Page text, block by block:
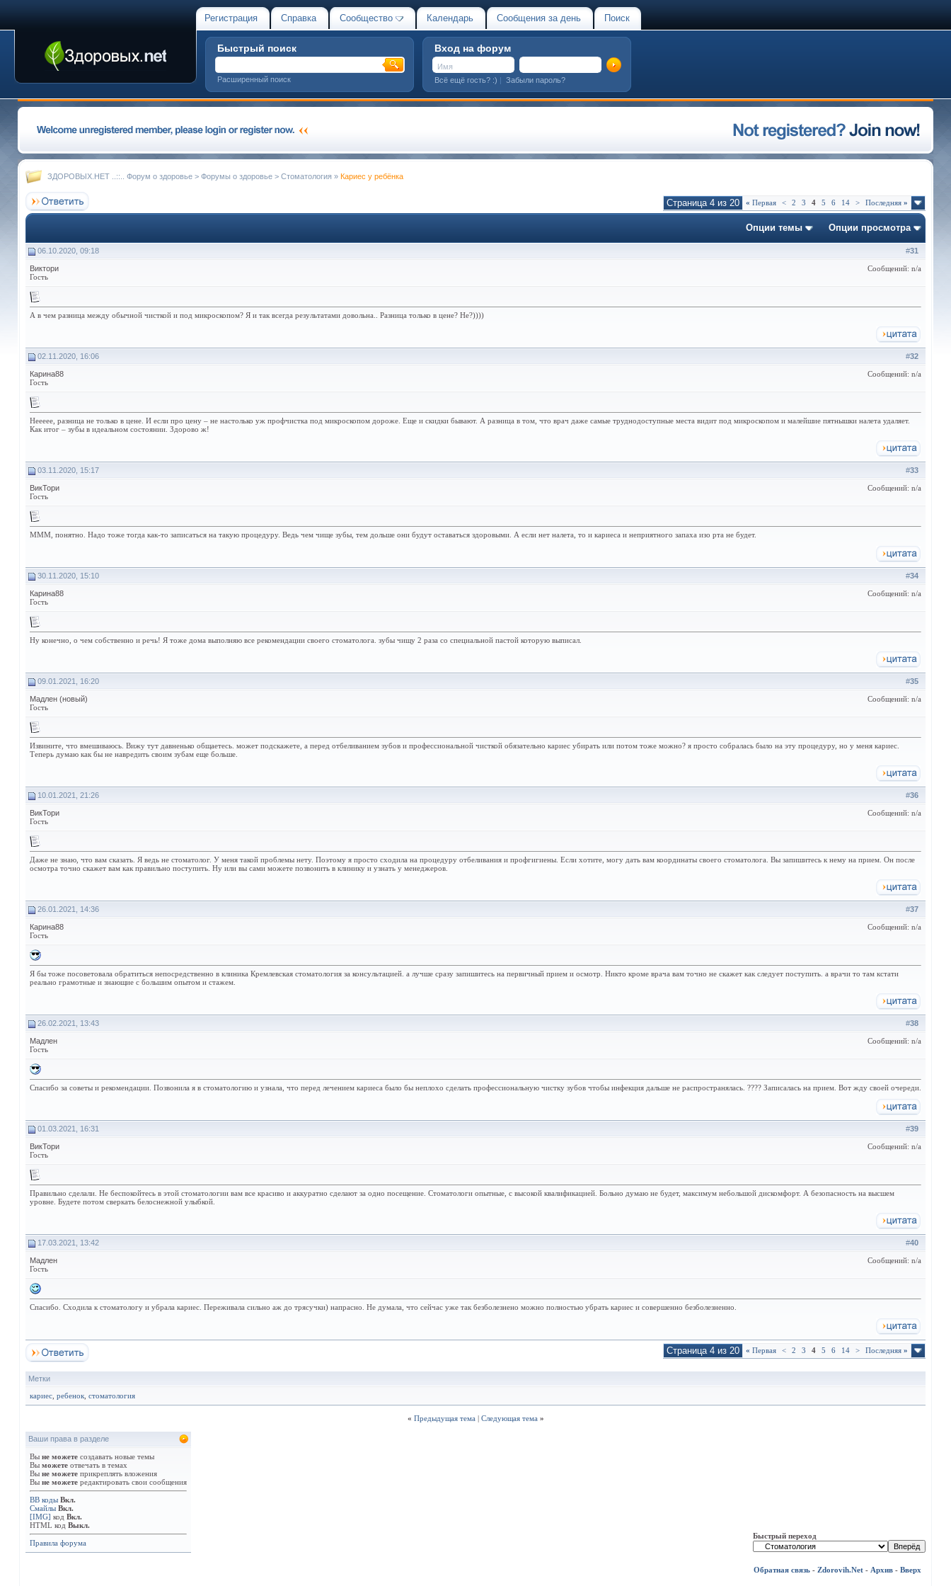
Регистрация Справка Сообщество Календарь Сообщения за день Поиск
Быстрый поиск
Расширенный поиск
Вход на форум
Всё ещё гость? :) | Забыли пароль?
ЗДОРОВЫХ.НЕТ ..::.. Форум о здоровье > Форумы о здоровье > Стоматология » Кариес у ребёнка
Страница 4 из 20 « Первая < 2 3 4 5 6 14 > Последняя »
Опции темы Опции просмотра
#31
06.10.2020, 09:18
Виктори
Гость
Сообщений: n/a
А в чем разница между обычной чисткой и под микроскопом? Я и так всегда результатами довольна.. Разница только в цене? Не?))))
#32
02.11.2020, 16:06
Карина88
Гость
Сообщений: n/a
Неееее, разница не только в цене. И если про цену – не настолько уж профчистка под микроскопом дороже. Еще и скидки бывают. А разница в том, что врач даже самые труднодоступные места видит под микроскопом и малейшие пятнышки налета удаляет.
Как итог – зубы в идеальном состоянии. Здорово ж!
#33
03.11.2020, 15:17
ВикТори
Гость
Сообщений: n/a
МММ, понятно. Надо тоже тогда как-то записаться на такую процедуру. Ведь чем чище зубы, тем дольше они будут оставаться здоровыми. А если нет налета, то и кариеса и неприятного запаха изо рта не будет.
#34
30.11.2020, 15:10
Карина88
Гость
Сообщений: n/a
Ну конечно, о чем собственно и речь! Я тоже дома выполняю все рекомендации своего стоматолога. зубы чищу 2 раза со специальной пастой которую выписал.
#35
09.01.2021, 16:20
Мадлен (новый)
Гость
Сообщений: n/a
Извините, что вмешиваюсь. Вижу тут давненько общаетесь. может подскажете, а перед отбеливанием зубов и профессиональной чисткой обязательно кариес убирать или потом тоже можно? я просто собралась было на эту процедуру, но у меня кариес.
Теперь думаю как бы не навредить своим зубам еще больше.
#36
10.01.2021, 21:26
ВикТори
Гость
Сообщений: n/a
Даже не знаю, что вам сказать. Я ведь не стоматолог. У меня такой проблемы нету. Поэтому я просто сходила на процедуру отбеливания и профгигиены. Если хотите, могу дать вам координаты своего стоматолога. Вы запишитесь к нему на прием. Он после
осмотра точно скажет вам как правильно поступить. Ну или вы сами можете позвонить в клинику и узнать у менеджеров.
#37
26.01.2021, 14:36
Карина88
Гость
Сообщений: n/a
Я бы тоже посоветовала обратиться непосредственно в клиника Кремлевская стоматология за консультацией. а лучше сразу запишитесь на первичный прием и осмотр. Никто кроме врача вам точно не скажет как следует поступить. а врачи то там кстати
реально грамотные и знающие с большим опытом и стажем.
#38
26.02.2021, 13:43
Мадлен
Гость
Сообщений: n/a
Спасибо за советы и рекомендации. Позвонила я в стоматологию и узнала, что перед лечением кариеса было бы неплохо сделать профессиональную чистку зубов чтобы инфекция дальше не распространялась. ???? Записалась на прием. Вот жду своей очереди.
#39
01.03.2021, 16:31
ВикТори
Гость
Сообщений: n/a
Правильно сделали. Не беспокойтесь в этой стоматологии вам все красиво и аккуратно сделают за одно посещение. Стоматологи опытные, с высокой квалификацией. Больно думаю не будет, максимум небольшой дискомфорт. А безопасность на высшем
уровне. Будете потом сверкать белоснежной улыбкой.
#40
17.03.2021, 13:42
Мадлен
Гость
Сообщений: n/a
Спасибо. Сходила к стоматологу и убрала кариес. Переживала сильно аж до трясучки) напрасно. Не думала, что сейчас уже так безболезнено можно полностью убрать кариес и совершенно безболезненно.
Страница 4 из 20 « Первая < 2 3 4 5 6 14 > Последняя »
Метки
кариес ребенок стоматология
« Предыдущая тема | Следующая тема »
Ваши права в разделе
Вы не можете создавать новые темы
Вы можете отвечать в темах
Вы не можете прикреплять вложения
Вы не можете редактировать свои сообщения
BB коды Вкл.
Смайлы Вкл.
[IMG] код Вкл.
HTML код Выкл.
Правила форума
Быстрый переход
Обратная связь - Zdorovih.Net - Архив - Вверх